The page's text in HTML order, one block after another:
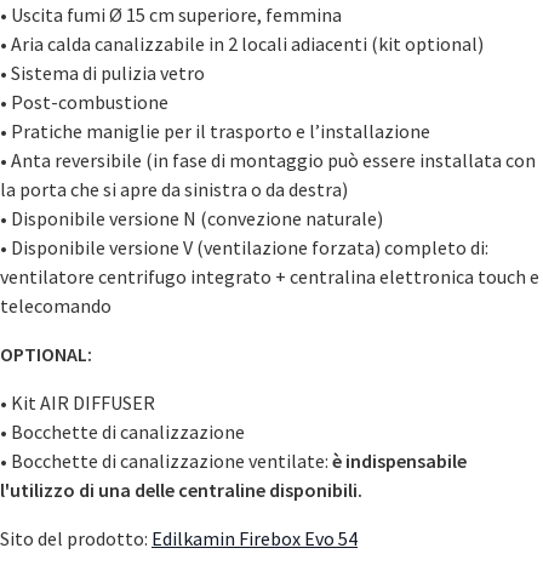
• Uscita fumi Ø 15 cm superiore, femmina
• Aria calda canalizzabile in 2 locali adiacenti (kit optional)
• Sistema di pulizia vetro
• Post-combustione
• Pratiche maniglie per il trasporto e l’installazione
• Anta reversibile (in fase di montaggio può essere installata con
la porta che si apre da sinistra o da destra)
• Disponibile versione N (convezione naturale)
• Disponibile versione V (ventilazione forzata) completo di:
ventilatore centrifugo integrato + centralina elettronica touch e
telecomando
OPTIONAL:
• Kit AIR DIFFUSER
• Bocchette di canalizzazione
• Bocchette di canalizzazione ventilate: è indispensabile
l'utilizzo di una delle centraline disponibili.
Sito del prodotto: Edilkamin Firebox Evo 54